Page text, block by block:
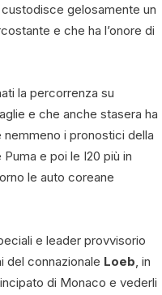
gelosamente un
e che ha l’onore di
la percorrenza su
e che anche stasera ha
i pronostici della
e poi le I20 più in
le auto coreane
e leader provvisorio
del connazionale Loeb, in
di Monaco e vederli